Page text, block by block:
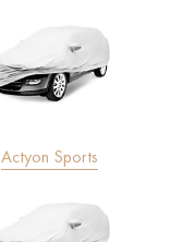
Actyon Sports